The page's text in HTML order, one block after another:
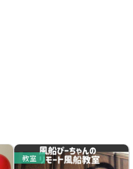
教室